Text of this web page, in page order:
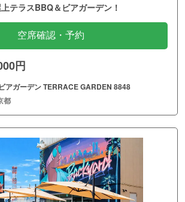
テラスBBQ＆ビアガーデン！
空席確認・予約
円
アガーデン TERRACE GARDEN 8848
都